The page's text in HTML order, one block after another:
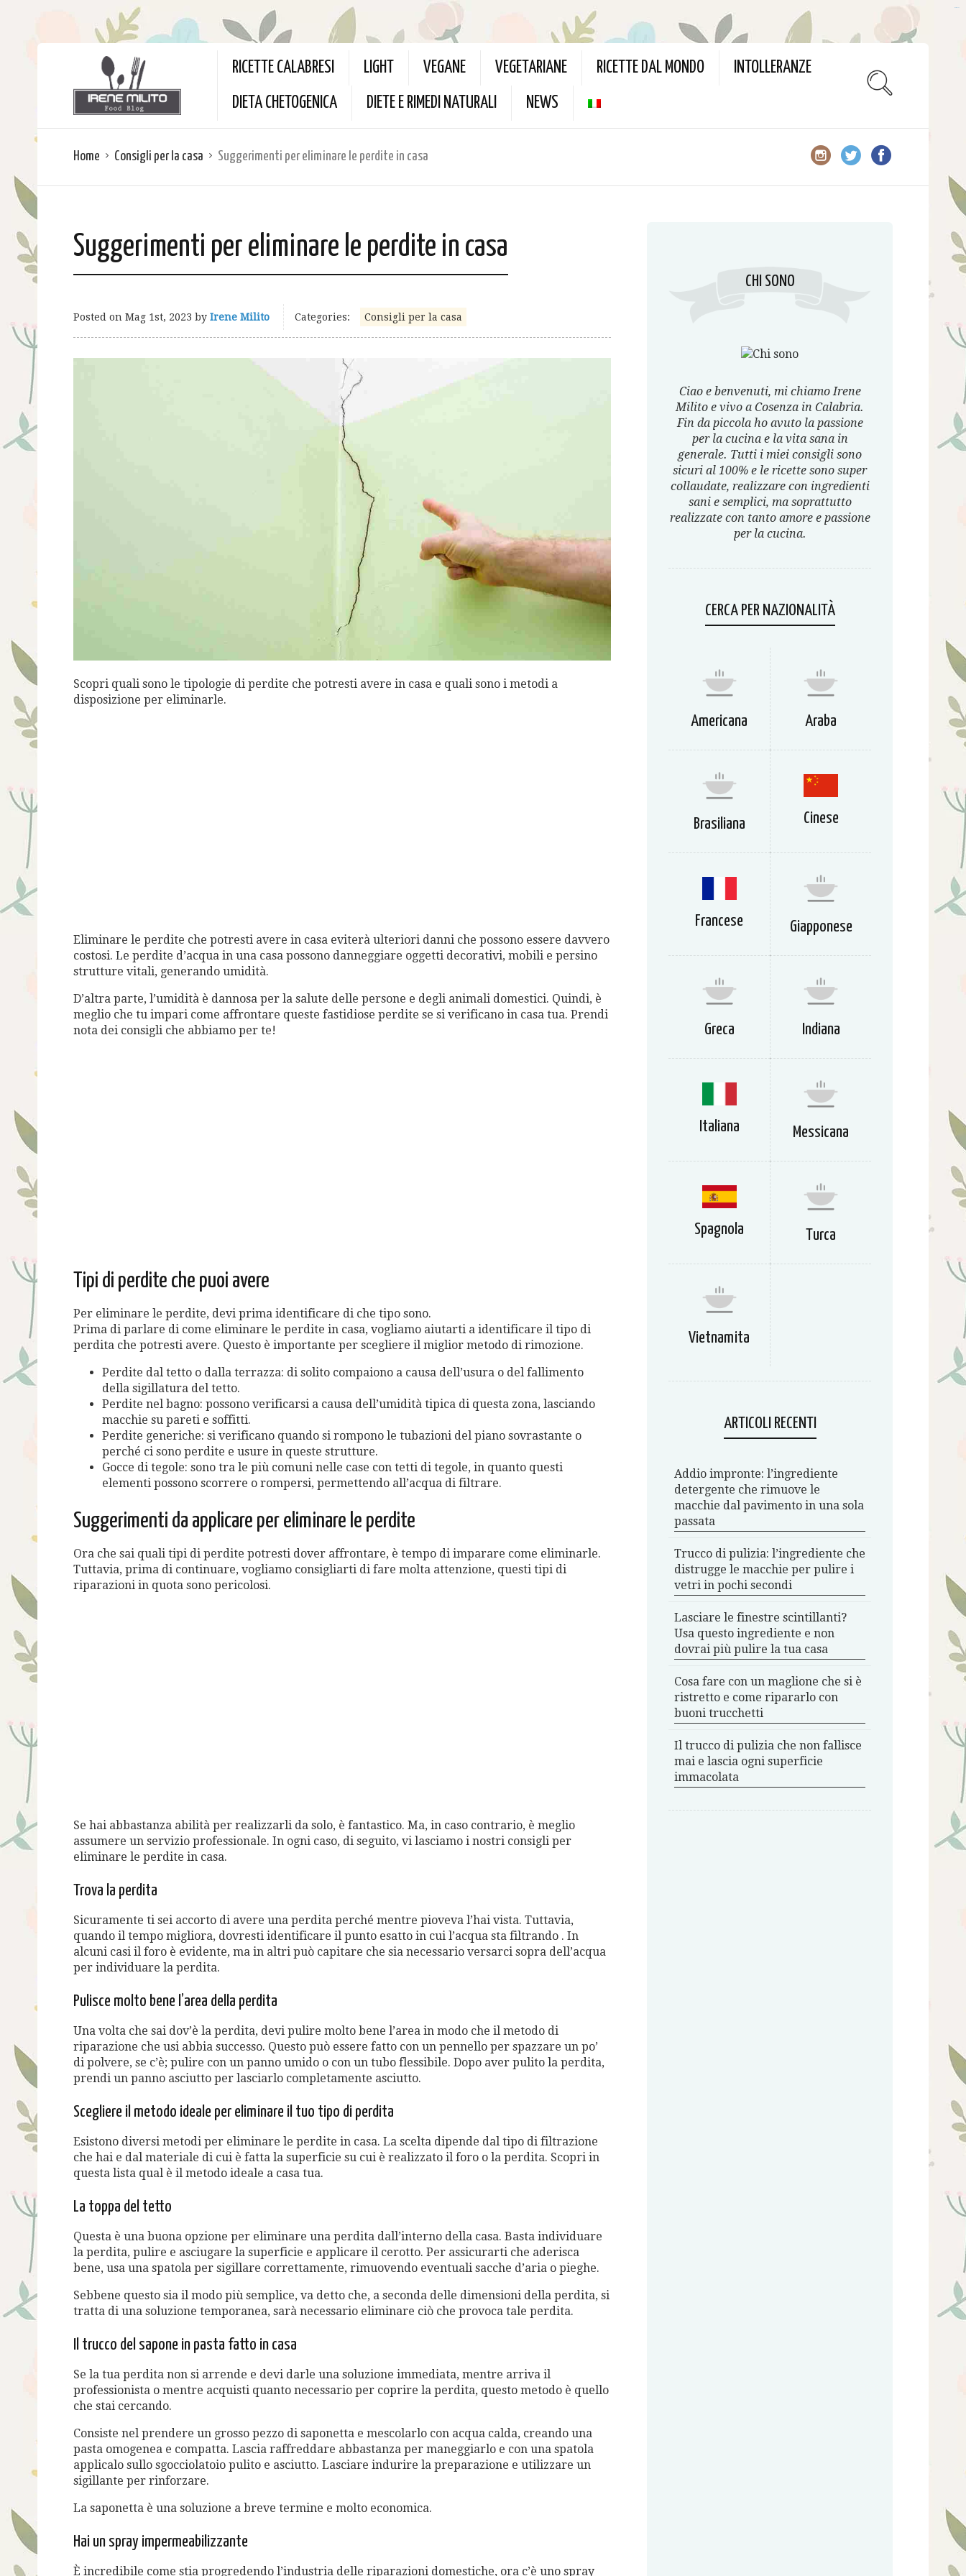
RICETTE CALABRESI LIGHT VEGANE VEGETARIANE RICETTE DAL MONDO INTOLLERANZE
DIETA CHETOGENICA DIETE E RIMEDI NATURALI NEWS
Home Consigli per la casa Suggerimenti per eliminare le perdite in casa
Suggerimenti per eliminare le perdite in casa
Posted on Mag 1st, 2023 by Irene Milito Categories: Consigli per la casa
Scopri quali sono le tipologie di perdite che potresti avere in casa e quali sono i metodi a
disposizione per eliminarle.
Eliminare le perdite che potresti avere in casa eviterà ulteriori danni che possono essere davvero
costosi. Le perdite d’acqua in una casa possono danneggiare oggetti decorativi, mobili e persino
strutture vitali, generando umidità.
D’altra parte, l’umidità è dannosa per la salute delle persone e degli animali domestici. Quindi, è
meglio che tu impari come affrontare queste fastidiose perdite se si verificano in casa tua. Prendi
nota dei consigli che abbiamo per te!
Tipi di perdite che puoi avere
Per eliminare le perdite, devi prima identificare di che tipo sono.
Prima di parlare di come eliminare le perdite in casa, vogliamo aiutarti a identificare il tipo di
perdita che potresti avere. Questo è importante per scegliere il miglior metodo di rimozione.
Perdite dal tetto o dalla terrazza: di solito compaiono a causa dell’usura o del fallimento
della sigillatura del tetto.
Perdite nel bagno: possono verificarsi a causa dell’umidità tipica di questa zona, lasciando
macchie su pareti e soffitti.
Perdite generiche: si verificano quando si rompono le tubazioni del piano sovrastante o
perché ci sono perdite e usure in queste strutture.
Gocce di tegole: sono tra le più comuni nelle case con tetti di tegole, in quanto questi
elementi possono scorrere o rompersi, permettendo all’acqua di filtrare.
Suggerimenti da applicare per eliminare le perdite
Ora che sai quali tipi di perdite potresti dover affrontare, è tempo di imparare come eliminarle.
Tuttavia, prima di continuare, vogliamo consigliarti di fare molta attenzione, questi tipi di
riparazioni in quota sono pericolosi.
Se hai abbastanza abilità per realizzarli da solo, è fantastico. Ma, in caso contrario, è meglio
assumere un servizio professionale. In ogni caso, di seguito, vi lasciamo i nostri consigli per
eliminare le perdite in casa.
Trova la perdita
Sicuramente ti sei accorto di avere una perdita perché mentre pioveva l’hai vista. Tuttavia,
quando il tempo migliora, dovresti identificare il punto esatto in cui l’acqua sta filtrando . In
alcuni casi il foro è evidente, ma in altri può capitare che sia necessario versarci sopra dell’acqua
per individuare la perdita.
Pulisce molto bene l’area della perdita
Una volta che sai dov’è la perdita, devi pulire molto bene l’area in modo che il metodo di
riparazione che usi abbia successo. Questo può essere fatto con un pennello per spazzare un po’
di polvere, se c’è; pulire con un panno umido o con un tubo flessibile. Dopo aver pulito la perdita,
prendi un panno asciutto per lasciarlo completamente asciutto.
Scegliere il metodo ideale per eliminare il tuo tipo di perdita
Esistono diversi metodi per eliminare le perdite in casa. La scelta dipende dal tipo di filtrazione
che hai e dal materiale di cui è fatta la superficie su cui è realizzato il foro o la perdita. Scopri in
questa lista qual è il metodo ideale a casa tua.
La toppa del tetto
Questa è una buona opzione per eliminare una perdita dall’interno della casa. Basta individuare
la perdita, pulire e asciugare la superficie e applicare il cerotto. Per assicurarti che aderisca
bene, usa una spatola per sigillare correttamente, rimuovendo eventuali sacche d’aria o pieghe.
Sebbene questo sia il modo più semplice, va detto che, a seconda delle dimensioni della perdita, si
tratta di una soluzione temporanea, sarà necessario eliminare ciò che provoca tale perdita.
Il trucco del sapone in pasta fatto in casa
Se la tua perdita non si arrende e devi darle una soluzione immediata, mentre arriva il
professionista o mentre acquisti quanto necessario per coprire la perdita, questo metodo è quello
che stai cercando.
Consiste nel prendere un grosso pezzo di saponetta e mescolarlo con acqua calda, creando una
pasta omogenea e compatta. Lascia raffreddare abbastanza per maneggiarlo e con una spatola
applicalo sullo sgocciolatoio pulito e asciutto. Lasciare indurire la preparazione e utilizzare un
sigillante per rinforzare.
La saponetta è una soluzione a breve termine e molto economica.
Hai un spray impermeabilizzante
È incredibile come stia progredendo l’industria delle riparazioni domestiche, ora c’è uno spray
CHI SONO
Ciao e benvenuti, mi chiamo Irene
Milito e vivo a Cosenza in Calabria.
Fin da piccola ho avuto la passione
per la cucina e la vita sana in
generale. Tutti i miei consigli sono
sicuri al 100% e le ricette sono super
collaudate, realizzare con ingredienti
sani e semplici, ma soprattutto
realizzate con tanto amore e passione
per la cucina.
CERCA PER NAZIONALITÀ
Americana Araba
Brasiliana Cinese
Francese Giapponese
Greca Indiana
Italiana Messicana
Spagnola Turca
Vietnamita
ARTICOLI RECENTI
Addio impronte: l’ingrediente
detergente che rimuove le
macchie dal pavimento in una sola
passata
Trucco di pulizia: l’ingrediente che
distrugge le macchie per pulire i
vetri in pochi secondi
Lasciare le finestre scintillanti?
Usa questo ingrediente e non
dovrai più pulire la tua casa
Cosa fare con un maglione che si è
ristretto e come ripararlo con
buoni trucchetti
Il trucco di pulizia che non fallisce
mai e lascia ogni superficie
immacolata